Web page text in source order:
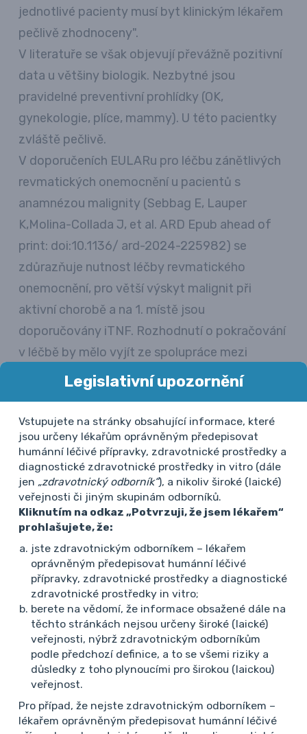
jednotlivé pacienty musí byt klinickým lékařem
pečlivě zhodnoceny".
V literatuře se však objevují převážně pozitivní
data u většiny biologik. Nezbytné jsou
pravidelné preventivní prohlídky (OK,
gynekologie, plíce, mammy). U této pacientky
zvláště pečlivě.
V doporučeních EULARu pro léčbu zánětlivých
revmatických onemocnění u pacientů s
anamnézou malignity (Sebbag E, Lauper
K,Molina-Collada J, et al. ARD Epub ahead of
print: doi:10.1136/ ard-2024-225982) se
zdůrazňuje nutnost léčby revmatického
onemocnění, pro větší výskyt malignit při
aktivní chorobě a na 1. místě jsou
doporučovány iTNF. Rozhodnutí o pokračování
v léčbě by mělo vyjít ze spolupráce mezi
onkologem a revmatologem se zvážením všech
rizik a výhod a důkladnou informovaností
pacienta.
MUDr. Liliana Šedová
16. 4. 2025 22:05
Vyjádření lékaře k doporučení
kolegia
Děkuji moc za odpověď, na základě doporučení
onkologa (kdy se nejedná o invazivní maligní
onemocnění, není v plánu systémová terapie, a
není tudíž absolutní kontrandikace k
pokračování), jsme se rozhodli pokračovat v
léčbě dále, po skončení RT. Děkuji.
Tazatel byl s doporučeními spokojen
Legislativní upozornění
Vstupujete na stránky obsahující informace, které
jsou určeny lékařům oprávněným předepisovat
humánní léčivé přípravky, zdravotnické prostředky a
diagnostické zdravotnické prostředky in vitro (dále
jen „zdravotnický odborník“), a nikoliv široké (laické)
veřejnosti či jiným skupinám odborníků.
Kliknutím na odkaz „Potvrzuji, že jsem lékařem“
prohlašujete, že:
jste zdravotnickým odborníkem – lékařem
oprávněným předepisovat humánní léčivé
přípravky, zdravotnické prostředky a diagnostické
zdravotnické prostředky in vitro;
berete na vědomí, že informace obsažené dále na
těchto stránkách nejsou určeny široké (laické)
veřejnosti, nýbrž zdravotnickým odborníkům
podle předchozí definice, a to se všemi riziky a
důsledky z toho plynoucími pro širokou (laickou)
veřejnost.
Pro případ, že nejste zdravotnickým odborníkem –
lékařem oprávněným předepisovat humánní léčivé